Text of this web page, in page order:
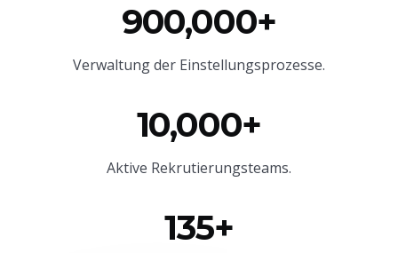
900,000+
Verwaltung der Einstellungsprozesse.
10,000+
Aktive Rekrutierungsteams.
135+